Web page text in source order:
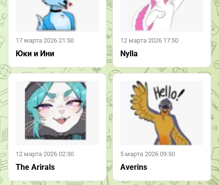
17 марта 2026 21:50
Юки и Ини
12 марта 2026 17:50
Nylla
12 марта 2026 02:30
The Arirals
5 марта 2026 09:50
Averins